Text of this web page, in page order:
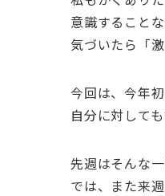
意識すること
気づいたら「
今回は、今年
自分に対して
先週はそんな
では、また来